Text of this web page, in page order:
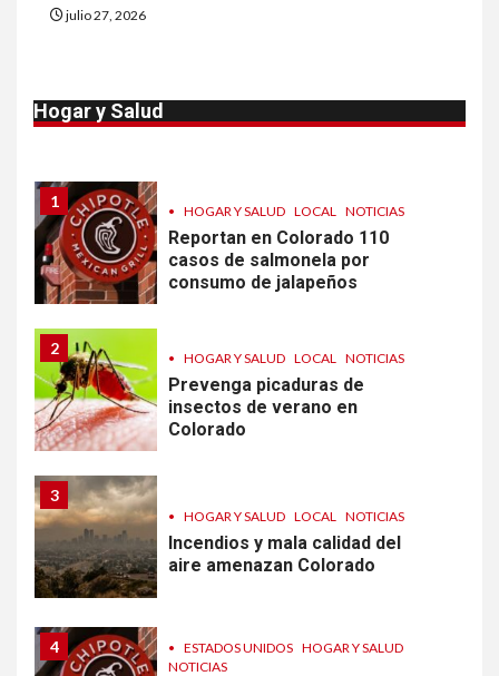
julio 27, 2026
Hogar y Salud
Van 4,100 casos confirmados
por parásito que causa
1
• HOGAR Y SALUD LOCAL NOTICIAS
Reportan en Colorado 110
casos de salmonela por
consumo de jalapeños
2
• HOGAR Y SALUD LOCAL NOTICIAS
Prevenga picaduras de
insectos de verano en
Colorado
3
• HOGAR Y SALUD LOCAL NOTICIAS
Incendios y mala calidad del
aire amenazan Colorado
4 • ESTADOS UNIDOS HOGAR Y SALUD
NOTICIAS